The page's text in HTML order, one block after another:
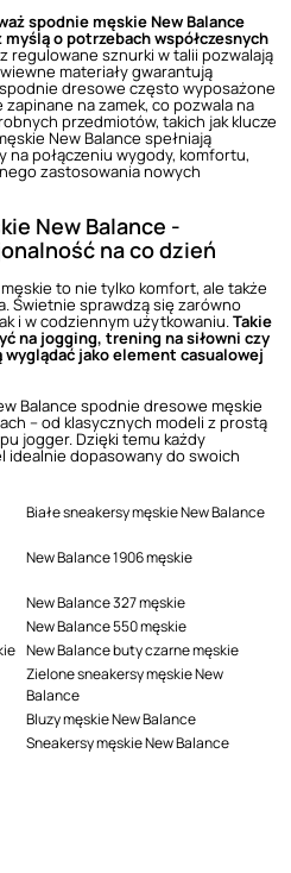
spodnie męskie New Balance
o potrzebach współczesnych
regulowane sznurki w talii pozwalają
materiały gwarantują
dresowe często wyposażone
na zamek, co pozwala na
przedmiotów, takich jak klucze
New Balance spełniają
na połączeniu wygody, komfortu,
zastosowania nowych
New Balance -
na co dzień
to nie tylko komfort, ale także
Świetnie sprawdzą się zarówno
i w codziennym użytkowaniu.Takie
na jogging, trening na siłowni czy
jako element casualowej
Balance spodnie dresowe męskie
– od klasycznych modeli z prostą
jogger. Dzięki temu każdy
idealnie dopasowany do swoich
Białe sneakersy męskie New Balance
New Balance 1906 męskie
New Balance 327 męskie
New Balance 550 męskie
New Balance buty czarne męskie
Zielone sneakersy męskie New
Balance
Bluzy męskie New Balance
Sneakersy męskie New Balance